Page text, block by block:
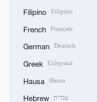
Filipino Filipino
French Français
German Deutsch
Greek Ελληνικά
Hausa Hausa
Hebrew עברית